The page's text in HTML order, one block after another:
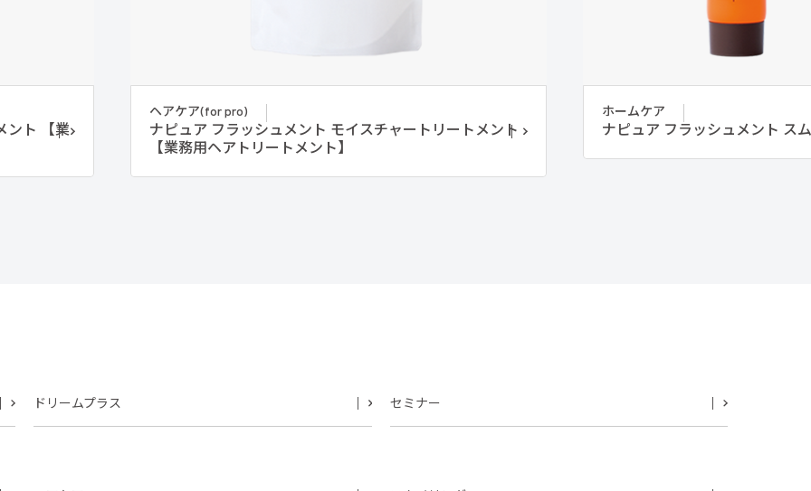
ント 【業
ヘアケア(for pro)
ナピュア フラッシュメント モイスチャートリートメント
【業務用ヘアトリートメント】
ホームケア
ナピュア フラッシュメント ス
ドリームプラス セミナー